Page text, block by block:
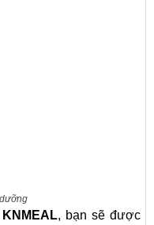
, bạn sẽ được